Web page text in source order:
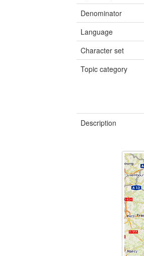
Denominator
Language
Character set
Topic category
Description